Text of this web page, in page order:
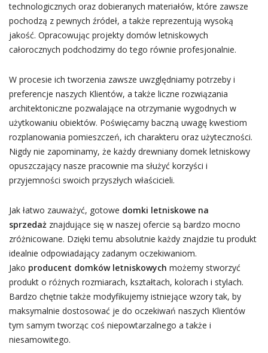
technologicznych oraz dobieranych materiałów, które zawsze
pochodzą z pewnych źródeł, a także reprezentują wysoką
jakość. Opracowując projekty domów letniskowych
całorocznych podchodzimy do tego równie profesjonalnie.
W procesie ich tworzenia zawsze uwzględniamy potrzeby i
preferencje naszych Klientów, a także liczne rozwiązania
architektoniczne pozwalające na otrzymanie wygodnych w
użytkowaniu obiektów. Poświęcamy baczną uwagę kwestiom
rozplanowania pomieszczeń, ich charakteru oraz użyteczności.
Nigdy nie zapominamy, że każdy drewniany domek letniskowy
opuszczający nasze pracownie ma służyć korzyści i
przyjemności swoich przyszłych właścicieli.
Jak łatwo zauważyć, gotowe domki letniskowe na
sprzedażznajdujące się w naszej ofercie są bardzo mocno
zróżnicowane. Dzięki temu absolutnie każdy znajdzie tu produkt
idealnie odpowiadający zadanym oczekiwaniom.
Jako producent domków letniskowych możemy stworzyć
produkt o różnych rozmiarach, kształtach, kolorach i stylach.
Bardzo chętnie także modyfikujemy istniejące wzory tak, by
maksymalnie dostosować je do oczekiwań naszych Klientów
tym samym tworząc coś niepowtarzalnego a także i
niesamowitego.